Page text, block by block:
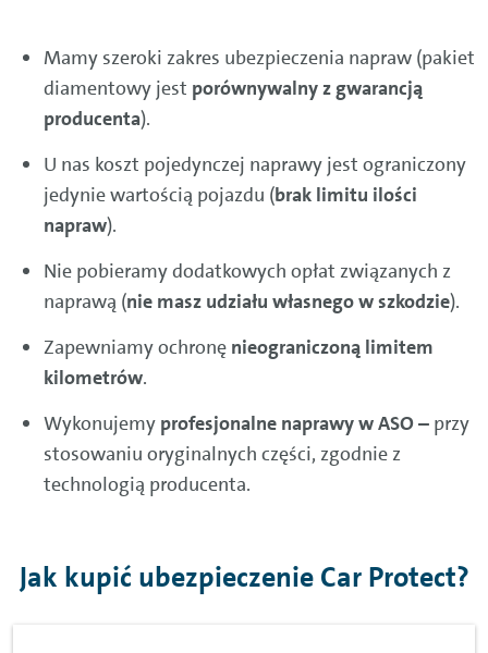
Mamy szeroki zakres ubezpieczenia napraw (pakiet
diamentowy jest porównywalny z gwarancją
producenta).
U nas koszt pojedynczej naprawy jest ograniczony
jedynie wartością pojazdu (brak limitu ilości
napraw).
Nie pobieramy dodatkowych opłat związanych z
naprawą (nie masz udziału własnego w szkodzie).
Zapewniamy ochronę nieograniczoną limitem
kilometrów.
Wykonujemy profesjonalne naprawy w ASO – przy
stosowaniu oryginalnych części, zgodnie z
technologią producenta.
Jak kupić ubezpieczenie Car Protect?